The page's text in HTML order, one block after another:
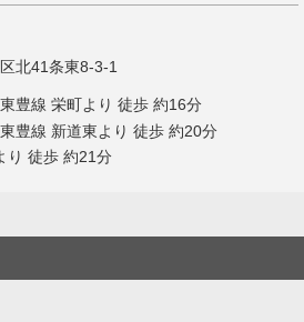
北41条東8-3-1
豊線 栄町より 徒歩 約16分
豊線 新道東より 徒歩 約20分
り 徒歩 約21分